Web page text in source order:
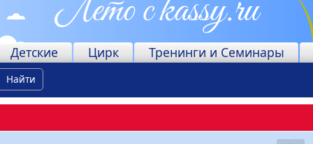
Детские Цирк Тренинги и Семинары
Найти